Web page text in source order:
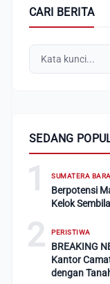
CARI BERITA
SEDANG
1 SUMATERA
Berpotensi
Kelok
2 PERISTIWA
BREAKING
Kantor
dengan